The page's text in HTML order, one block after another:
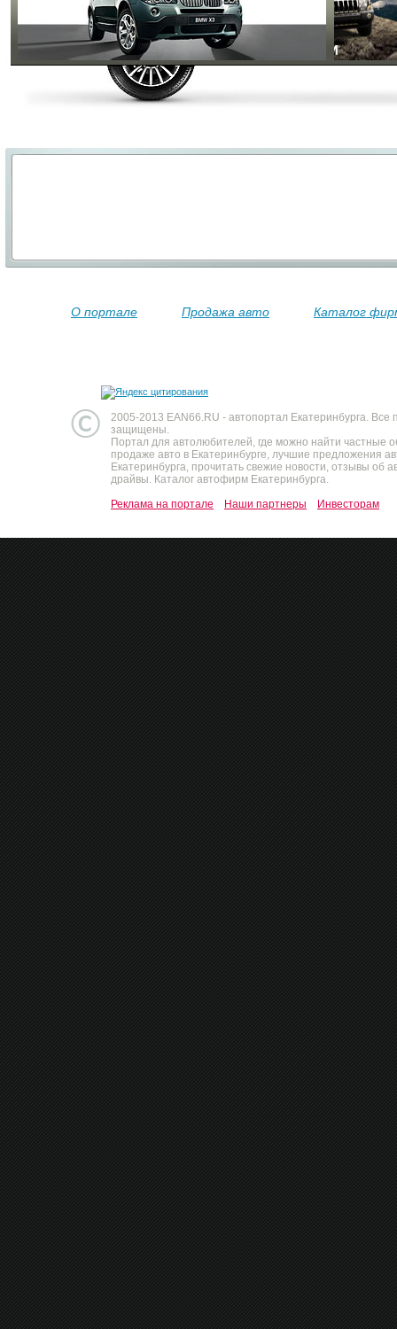
О портале Продажа авто Каталог
2005-2013 EAN66.RU - автопортал Екатеринбурга. Все
защищены.
Портал для автолюбителей, где можно найти частные
продаже авто в Екатеринбурге, лучшие предложения
Екатеринбурга, прочитать свежие новости, отзывы об
драйвы. Каталог автофирм Екатеринбурга.
Реклама на портале
Наши партнеры Инвесторам